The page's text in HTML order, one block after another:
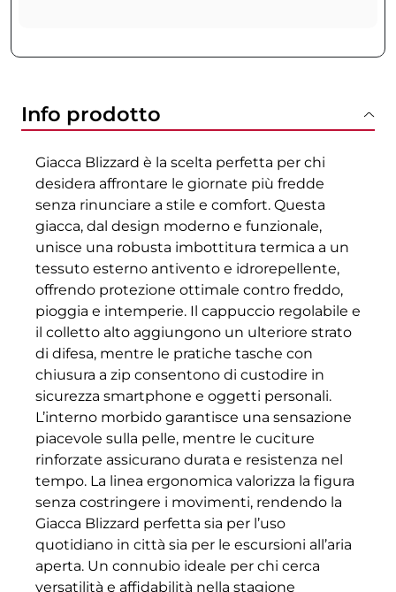
Info prodotto
Giacca Blizzard è la scelta perfetta per chi
desidera affrontare le giornate più fredde
senza rinunciare a stile e comfort. Questa
giacca, dal design moderno e funzionale,
unisce una robusta imbottitura termica a un
tessuto esterno antivento e idrorepellente,
offrendo protezione ottimale contro freddo,
pioggia e intemperie. Il cappuccio regolabile e
il colletto alto aggiungono un ulteriore strato
di difesa, mentre le pratiche tasche con
chiusura a zip consentono di custodire in
sicurezza smartphone e oggetti personali.
L’interno morbido garantisce una sensazione
piacevole sulla pelle, mentre le cuciture
rinforzate assicurano durata e resistenza nel
tempo. La linea ergonomica valorizza la figura
senza costringere i movimenti, rendendo la
Giacca Blizzard perfetta sia per l’uso
quotidiano in città sia per le escursioni all’aria
aperta. Un connubio ideale per chi cerca
versatilità e affidabilità nella stagione